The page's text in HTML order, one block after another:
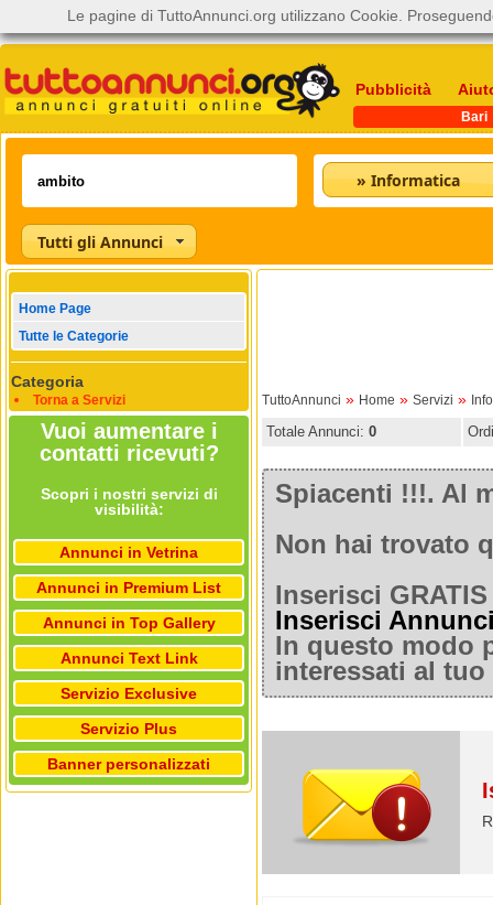
Pubblicità
Bari
» Informatica
Tutti gli Annunci
Home Page
Tutte le Categorie
Categoria
Torna a Servizi
Vuoi aumentare i
contatti ricevuti?
Scopri i nostri servizi di
visibilità:
Annunci in Vetrina
Annunci in Premium List
Annunci in Top Gallery
Annunci Text Link
Servizio Exclusive
Servizio Plus
Banner personalizzati
TuttoAnnunci » Home » Servizi »
Totale Annunci: 0
Spiacenti !!!. Al
Non hai trovato
Inserisci
Inserisci
In questo modo
interessati al
Le pagine di TuttoAnnunci.org utilizzano Cookie.